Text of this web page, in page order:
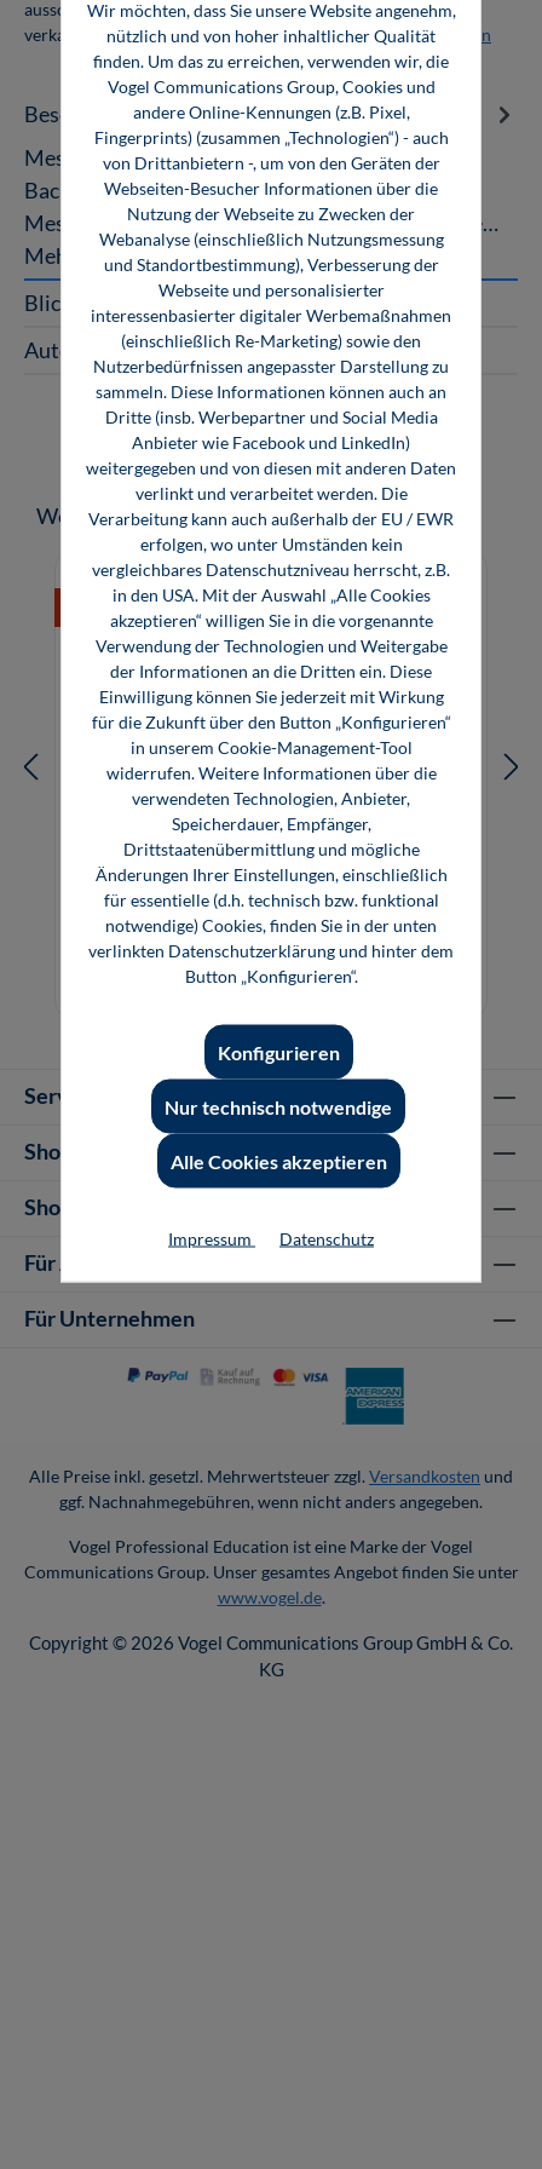
ausschließlich für den Eigenbedarf genutzt und nicht weiter
verkauft werden. Weitere Informationen unterFirmenlizenzen
Beschreibung
Messtechnik Die Grundlagen für das
Bachelorstudium Die Grundaufgabe der
Messtechnik lautet: Wie häufig ist eine definierte…
Mehr
Blick ins Buch
Autoren
Produktgalerie überspringen
Weitere Medien zum Thema
Digitale Signalverarbeitung (E-Book)
Service-Hotline
Shop Informationen
Shop-Service
Für Autor-/innen
Für Unternehmen
Alle Preise inkl. gesetzl. Mehrwertsteuer zzgl. Versandkosten und
ggf. Nachnahmegebühren, wenn nicht anders angegeben.
Vogel Professional Education ist eine Marke der Vogel
Communications Group. Unser gesamtes Angebot finden Sie unter
www.vogel.de.
Copyright © 2026 Vogel Communications Group GmbH & Co.
KG
Wir möchten, dass Sie unsere Website angenehm,
nützlich und von hoher inhaltlicher Qualität
finden. Um das zu erreichen, verwenden wir, die
Vogel Communications Group, Cookies und
andere Online-Kennungen (z.B. Pixel,
Fingerprints) (zusammen „Technologien“) - auch
von Drittanbietern -, um von den Geräten der
Webseiten-Besucher Informationen über die
Nutzung der Webseite zu Zwecken der
Webanalyse (einschließlich Nutzungsmessung
und Standortbestimmung), Verbesserung der
Webseite und personalisierter
interessenbasierter digitaler Werbemaßnahmen
(einschließlich Re-Marketing) sowie den
Nutzerbedürfnissen angepasster Darstellung zu
sammeln. Diese Informationen können auch an
Dritte (insb. Werbepartner und Social Media
Anbieter wie Facebook und LinkedIn)
weitergegeben und von diesen mit anderen Daten
verlinkt und verarbeitet werden. Die
Verarbeitung kann auch außerhalb der EU / EWR
erfolgen, wo unter Umständen kein
vergleichbares Datenschutzniveau herrscht, z.B.
in den USA. Mit der Auswahl „Alle Cookies
akzeptieren“ willigen Sie in die vorgenannte
Verwendung der Technologien und Weitergabe
der Informationen an die Dritten ein. Diese
Einwilligung können Sie jederzeit mit Wirkung
für die Zukunft über den Button „Konfigurieren“
in unserem Cookie-Management-Tool
widerrufen. Weitere Informationen über die
verwendeten Technologien, Anbieter,
Speicherdauer, Empfänger,
Drittstaatenübermittlung und mögliche
Änderungen Ihrer Einstellungen, einschließlich
für essentielle (d.h. technisch bzw. funktional
notwendige) Cookies, finden Sie in der unten
verlinkten Datenschutzerklärung und hinter dem
Button „Konfigurieren“.
Nur technisch notwendige
Konfigurieren
Alle Cookies akzeptieren
Impressum Datenschutz